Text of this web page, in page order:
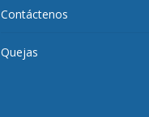
Contáctenos
Quejas